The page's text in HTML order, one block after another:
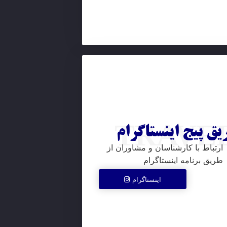
پیج اینستاگرام
ارتباط با کارشناسان و مشاوران از
طریق برنامه اینستاگرام
اینستاگرام